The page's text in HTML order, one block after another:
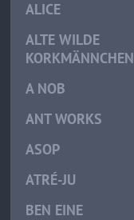
ALICE
ALTE WILDE
KORKMÄNNCHEN
A NOB
ANT WORKS
ASOP
ATRÉ-JU
BEN EINE